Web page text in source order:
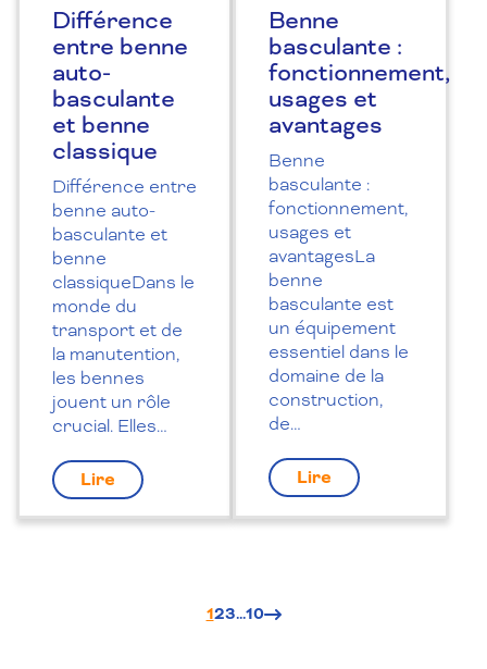
Différence
entre benne
auto-
basculante
et benne
classique
Différence entre
benne auto-
basculante et
benne
classiqueDans le
monde du
transport et de
la manutention,
les bennes
jouent un rôle
crucial. Elles…
Lire
Benne
basculante :
fonctionnement,
usages et
avantages
Benne
basculante :
fonctionnement,
usages et
avantagesLa
benne
basculante est
un équipement
essentiel dans le
domaine de la
construction,
de…
Lire
123...10 Suivant